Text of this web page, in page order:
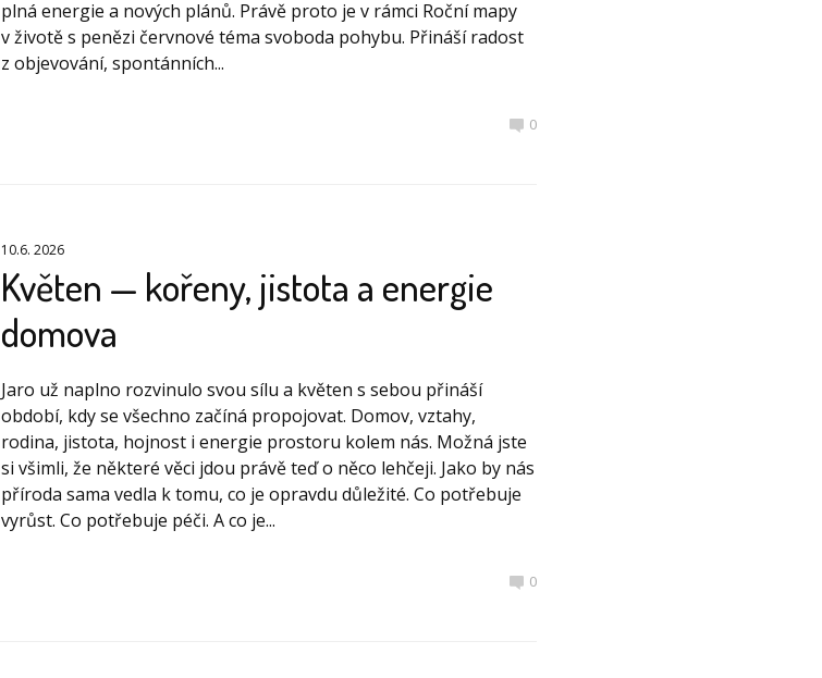
plná energie a nových plánů. Právě proto je v rámci Roční mapy
v životě s penězi červnové téma svoboda pohybu. Přináší radost
z objevování, spontánních...
0
10.6. 2026
Květen — kořeny, jistota a energie
domova
Jaro už naplno rozvinulo svou sílu a květen s sebou přináší
období, kdy se všechno začíná propojovat. Domov, vztahy,
rodina, jistota, hojnost i energie prostoru kolem nás. Možná jste
si všimli, že některé věci jdou právě teď o něco lehčeji. Jako by nás
příroda sama vedla k tomu, co je opravdu důležité. Co potřebuje
vyrůst. Co potřebuje péči. A co je...
0